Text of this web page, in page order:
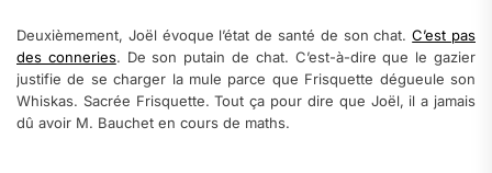
Deuxièmement, Joël évoque l’état de santé de son chat.C’est pas
des conneries. De son putain de chat. C’est-à-dire que le gazier
justifie de se charger la mule parce que Frisquette dégueule son
Whiskas. Sacrée Frisquette. Tout ça pour dire que Joël, il a jamais
dû avoir M. Bauchet en cours de maths.